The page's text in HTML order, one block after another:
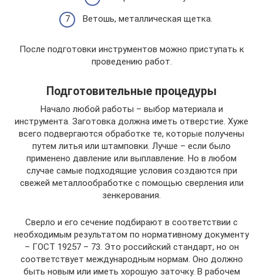
Ветошь, металлическая щетка.
После подготовки инструментов можно приступать к
проведению работ.
Подготовительные процедуры
Начало любой работы – выбор материала и
инструмента. Заготовка должна иметь отверстие. Хуже
всего подвергаются обработке те, которые получены
путем литья или штамповки. Лучше – если было
применено давление или выплавление. Но в любом
случае самые подходящие условия создаются при
свежей металлообработке с помощью сверления или
зенкерования.
Сверло и его сечение подбирают в соответствии с
необходимым результатом по нормативному документу
– ГОСТ 19257 – 73. Это российский стандарт, но он
соответствует международным нормам. Оно должно
быть новым или иметь хорошую заточку. В рабочем